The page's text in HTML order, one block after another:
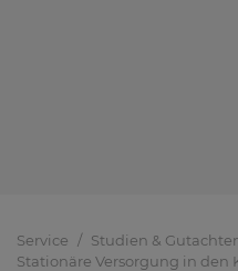
Service
Studien &
Stationäre Versorgung in den